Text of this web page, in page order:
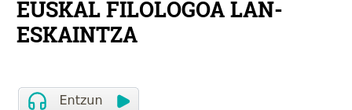
EUSKAL FILOLOGOA LAN-
ESKAINTZA